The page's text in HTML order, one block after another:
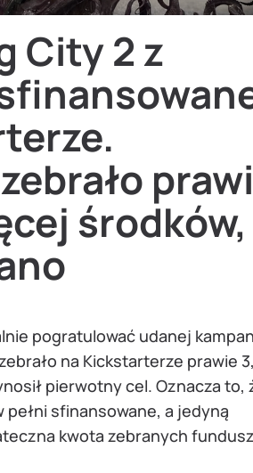
City 2 z
środków,
pogratulować udanej
na Kickstarterze prawie
pierwotny cel. Oznacza to,
pełni sfinansowane, a jedyną
kwota zebranych